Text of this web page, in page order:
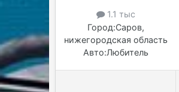
1.1 тыс
Город:Саров,
нижегородская область
Авто:Любитель